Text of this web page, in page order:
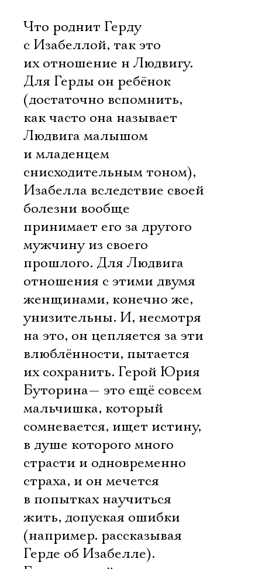
Что роднит Герду
с Изабеллой, так это
их отношение н Людвигу.
Для Герды он ребёнок
(достаточно вспомнить,
как часто она называет
Людвига малышом
и младенцем
снисходительным тоном),
Изабелла вследствие своей
болезни вообще
принимает его за другого
мужчину из своего
прошлого. Для Людвига
отношения с этими двумя
женщинами, конечно же,
унизительны. И, несмотря
на это, он цепляется за эти
влюблённости, пытается
их сохранить. Герой Юрия
Буторина— это ещё совсем
мальчишка, который
сомневается, ищет истину,
в душе которого много
страсти и одновременно
страха, и он мечется
в попытках научиться
жить, допуская ошибки
(например. рассказывая
Герде об Изабелле).